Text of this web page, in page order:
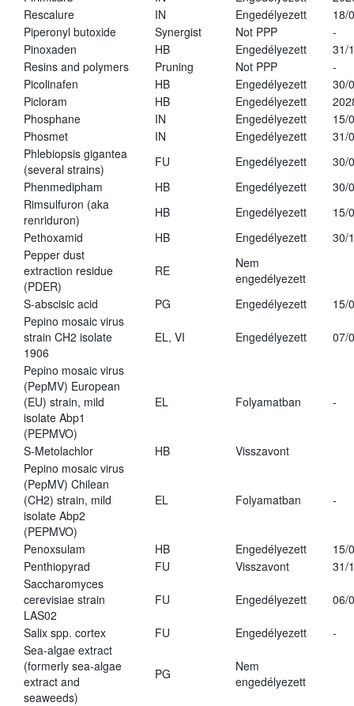
Rescalure
IN Engedélyezett
18/
Piperonyl butoxide
Synergist Not PPP
-
Pinoxaden
HB Engedélyezett
31/
Resins and polymers
Pruning Not PPP
-
Picolinafen
HB Engedélyezett
30/
Picloram
HB Engedélyezett
Phosphane
IN Engedélyezett
15/
Phosmet
IN Engedélyezett
31/
Phlebiopsis gigantea
(several strains)
FU Engedélyezett
30/
Phenmedipham
HB Engedélyezett
30/
Rimsulfuron (aka
renriduron)
HB Engedélyezett
15/
Pethoxamid
HB Engedélyezett
30/
Pepper dust
extraction residue
(PDER)
RE
Nem
engedélyezett
S-abscisic acid
PG Engedélyezett
15/
Pepino mosaic virus
strain CH2 isolate
1906
EL, VI Engedélyezett 07/
Pepino mosaic virus
(PepMV) European
(EU) strain, mild
isolate Abp1
(PEPMVO)
EL Folyamatban -
S-Metolachlor HB
Visszavont
Pepino mosaic virus
(PepMV) Chilean
(CH2) strain, mild
isolate Abp2
(PEPMVO)
EL Folyamatban -
Penoxsulam HB Engedélyezett
15/
Penthiopyrad
FU Visszavont
31/
Saccharomyces
cerevisiae strain
LAS02
FU Engedélyezett 06/
Salix spp. cortex FU Engedélyezett
-
Sea-algae extract
(formerly sea-algae
extract and
seaweeds)
PG
Nem
engedélyezett